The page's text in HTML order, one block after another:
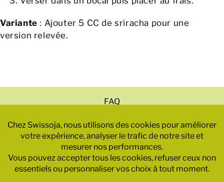
Variante: Ajouter 5 CC de sriracha pour une
version relevée.
FAQ
Politique de confidentialité
CGV